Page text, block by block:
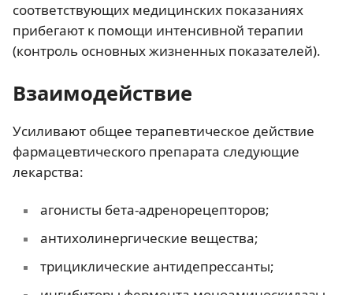
соответствующих медицинских показаниях
прибегают к помощи интенсивной терапии
(контроль основных жизненных показателей).
Взаимодействие
Усиливают общее терапевтическое действие
фармацевтического препарата следующие
лекарства:
агонисты бета-адренорецепторов;
антихолинергические вещества;
трициклические антидепрессанты;